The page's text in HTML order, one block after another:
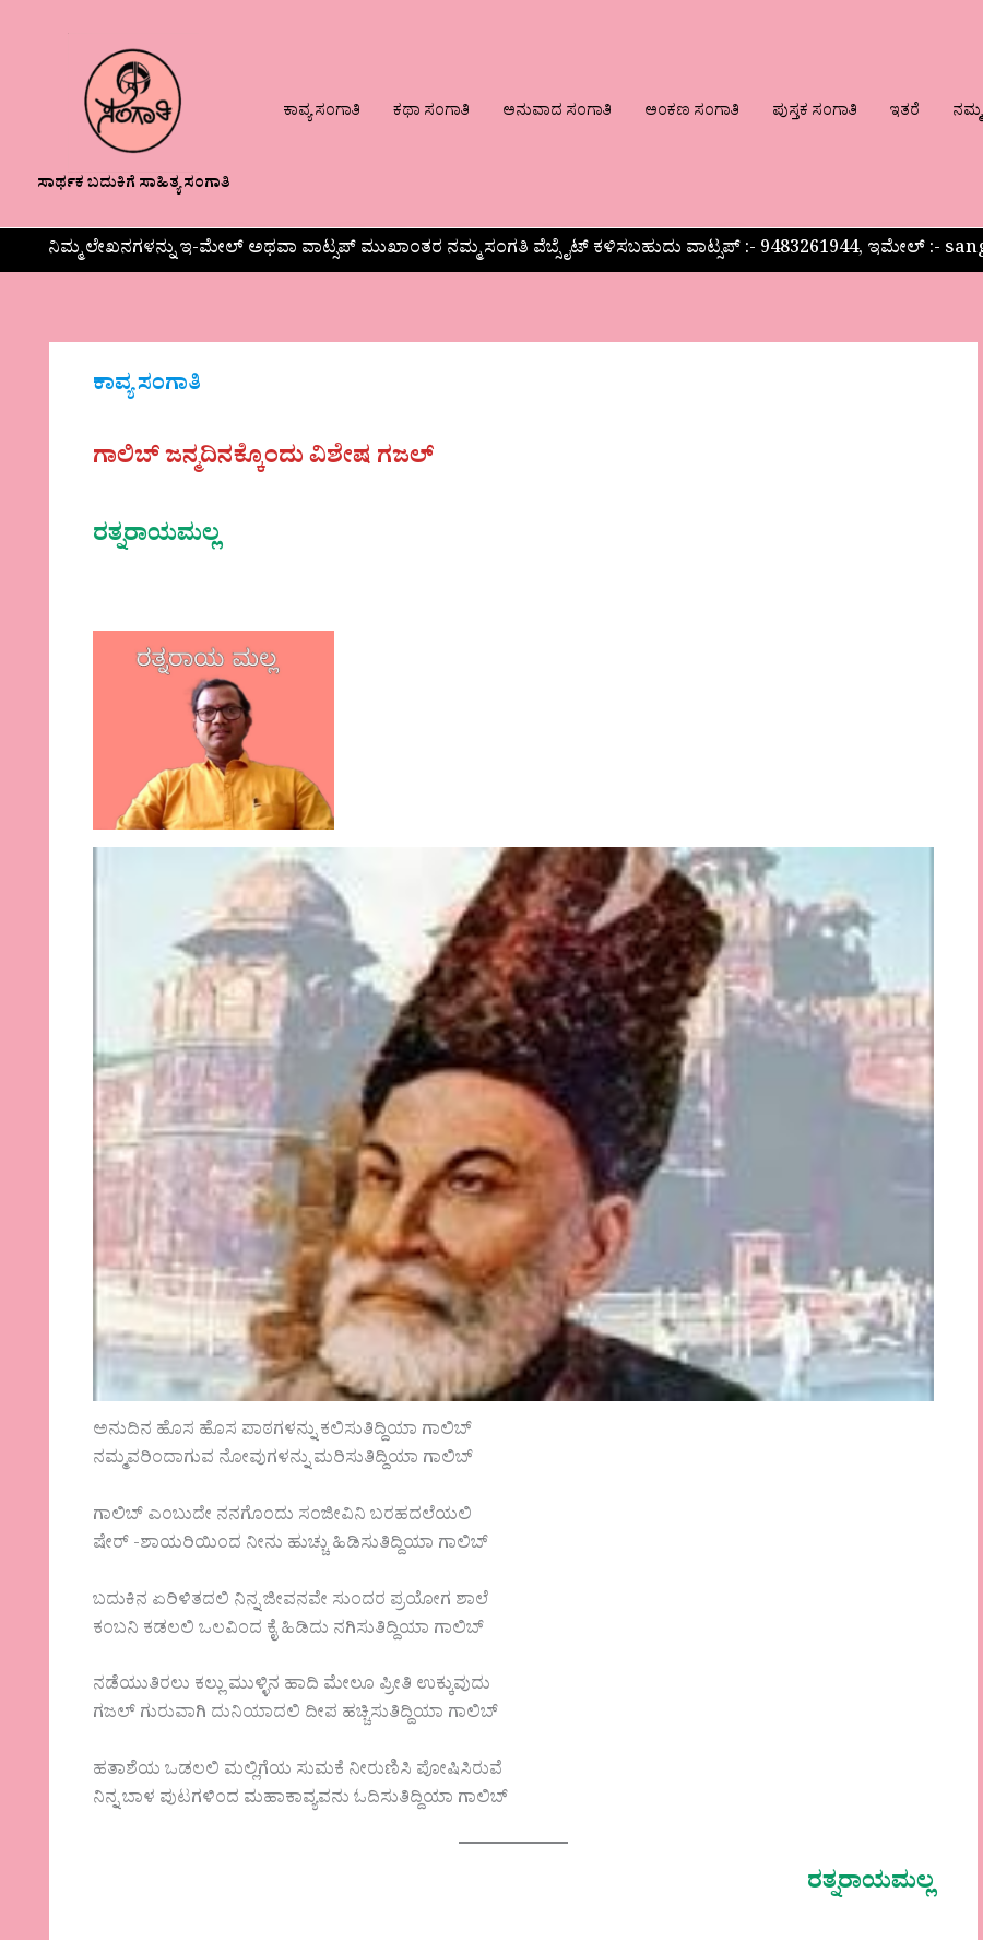
ಸಾರ್ಥಕ ಬದುಕಿಗೆ ಸಾಹಿತ್ಯ ಸಂಗಾತಿ
ಕಾವ್ಯ ಸಂಗಾತಿ ಕಥಾ ಸಂಗಾತಿ ಅನುವಾದ ಸಂಗಾತಿ ಅಂಕಣ ಸಂಗಾತಿ ಪುಸ್ತಕ ಸಂಗಾತಿ ಇತರೆ ನಮ್ಮ
ನಿಮ್ಮ ಲೇಖನಗಳನ್ನು ಇ-ಮೇಲ್ ಅಥವಾ ವಾಟ್ಸಪ್ ಮುಖಾಂತರ ನಮ್ಮ ಸಂಗತಿ ವೆಬ್ಸೈಟ್ ಕಳಿಸಬಹುದು ವಾಟ್ಸಪ್‌ :- 9483261944, ಇಮೇಲ್ :-
ಕಾವ್ಯ ಸಂಗಾತಿ
ಗಾಲಿಬ್‌ ಜನ್ಮದಿನಕ್ಕೊಂದು ವಿಶೇಷ ಗಜಲ್
ರತ್ನರಾಯಮಲ್ಲ
ಅನುದಿನ ಹೊಸ ಹೊಸ ಪಾಠಗಳನ್ನು ಕಲಿಸುತಿದ್ದಿಯಾ ಗಾಲಿಬ್
ನಮ್ಮವರಿಂದಾಗುವ ನೋವುಗಳನ್ನು ಮರಿಸುತಿದ್ದಿಯಾ ಗಾಲಿಬ್
ಗಾಲಿಬ್ ಎಂಬುದೇ ನನಗೊಂದು ಸಂಜೀವಿನಿ ಬರಹದಲೆಯಲಿ
ಷೇರ್ -ಶಾಯರಿಯಿಂದ ನೀನು ಹುಚ್ಚು ಹಿಡಿಸುತಿದ್ದಿಯಾ ಗಾಲಿಬ್
ಬದುಕಿನ ಏರಿಳಿತದಲಿ ನಿನ್ನ ಜೀವನವೇ ಸುಂದರ ಪ್ರಯೋಗ ಶಾಲೆ
ಕಂಬನಿ ಕಡಲಲಿ ಒಲವಿಂದ ಕೈ ಹಿಡಿದು ನಗಿಸುತಿದ್ದಿಯಾ ಗಾಲಿಬ್
ನಡೆಯುತಿರಲು ಕಲ್ಲು ಮುಳ್ಳಿನ ಹಾದಿ ಮೇಲೂ ಪ್ರೀತಿ ಉಕ್ಕುವುದು
ಗಜಲ್ ಗುರುವಾಗಿ ದುನಿಯಾದಲಿ ದೀಪ ಹಚ್ಚಿಸುತಿದ್ದಿಯಾ ಗಾಲಿಬ್
ಹತಾಶೆಯ ಒಡಲಲಿ ಮಲ್ಲಿಗೆಯ ಸುಮಕೆ ನೀರುಣಿಸಿ ಪೋಷಿಸಿರುವೆ
ನಿನ್ನ ಬಾಳ ಪುಟಗಳಿಂದ ಮಹಾಕಾವ್ಯವನು ಓದಿಸುತಿದ್ದಿಯಾ ಗಾಲಿಬ್
ರತ್ನರಾಯಮಲ್ಲ